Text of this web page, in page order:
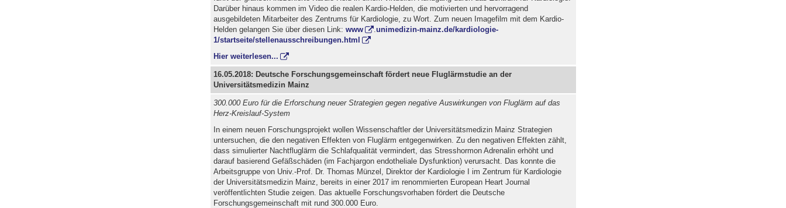
Darüber hinaus kommen im Video die realen Kardio-Helden, die motivierten und hervorragend
ausgebildeten Mitarbeiter des Zentrums für Kardiologie, zu Wort. Zum neuen Imagefilm mit dem Kardio-
Helden gelangen Sie über diesen Link: www .unimedizin-mainz.de/kardiologie-
1/startseite/stellenausschreibungen.html
Hier weiterlesen...
16.05.2018: Deutsche Forschungsgemeinschaft fördert neue Fluglärmstudie an der
Universitätsmedizin Mainz
300.000 Euro für die Erforschung neuer Strategien gegen negative Auswirkungen von Fluglärm auf das
Herz-Kreislauf-System
In einem neuen Forschungsprojekt wollen Wissenschaftler der Universitätsmedizin Mainz Strategien
untersuchen, die den negativen Effekten von Fluglärm entgegenwirken. Zu den negativen Effekten zählt,
dass simulierter Nachtfluglärm die Schlafqualität vermindert, das Stresshormon Adrenalin erhöht und
darauf basierend Gefäßschäden (im Fachjargon endotheliale Dysfunktion) verursacht. Das konnte die
Arbeitsgruppe von Univ.-Prof. Dr. Thomas Münzel, Direktor der Kardiologie I im Zentrum für Kardiologie
der Universitätsmedizin Mainz, bereits in einer 2017 im renommierten European Heart Journal
veröffentlichten Studie zeigen. Das aktuelle Forschungsvorhaben fördert die Deutsche
Forschungsgemeinschaft mit rund 300.000 Euro.